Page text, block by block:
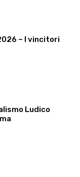
– I vincitori
Ludico